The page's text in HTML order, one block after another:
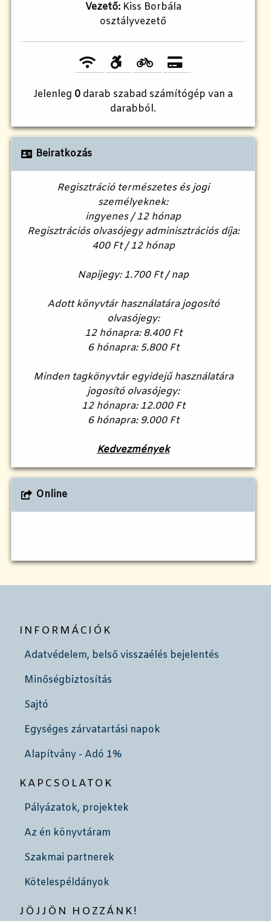
Vezető:Kiss Borbála
osztályvezető
Jelenleg 0 darab szabad számítógép van a
darabból.
Beiratkozás
Regisztráció természetes és jogi
személyeknek:
ingyenes / 12 hónap
Regisztrációs olvasójegy adminisztrációs díja:
400 Ft / 12 hónap
Napijegy: 1.700 Ft / nap
Adott könyvtár használatára jogosító
olvasójegy:
12 hónapra: 8.400 Ft
6 hónapra: 5.800 Ft
Minden tagkönyvtár egyidejű használatára
jogosító olvasójegy:
12 hónapra: 12.000 Ft
6 hónapra: 9.000 Ft
Kedvezmények
Online
INFORMÁCIÓK
Adatvédelem, belső visszaélés bejelentés
Minőségbiztosítás
Sajtó
Egységes zárvatartási napok
Alapítvány - Adó 1%
KAPCSOLATOK
Pályázatok, projektek
Az én könyvtáram
Szakmai partnerek
Kötelespéldányok
JÖJJÖN HOZZÁNK!